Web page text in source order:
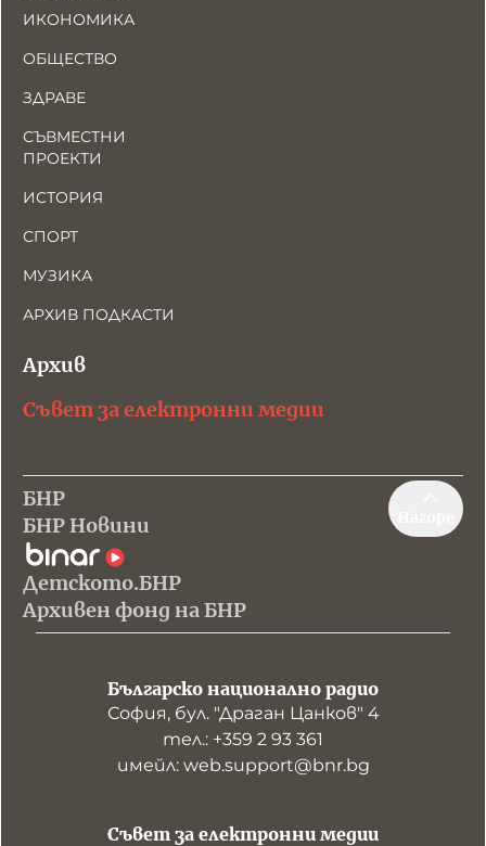
ИКОНОМИКА
ОБЩЕСТВО
ЗДРАВЕ
СЪВМЕСТНИ
ПРОЕКТИ
ИСТОРИЯ
СПОРТ
МУЗИКА
АРХИВ ПОДКАСТИ
Архив
Съвет за електронни медии
БНР
БНР Новини
Детското.БНР
Архивен фонд на БНР
Българско национално радио
София, бул. "Драган Цанков" 4
тел.: +359 2 93 361
имейл: web.support@bnr.bg
Съвет за електронни медии